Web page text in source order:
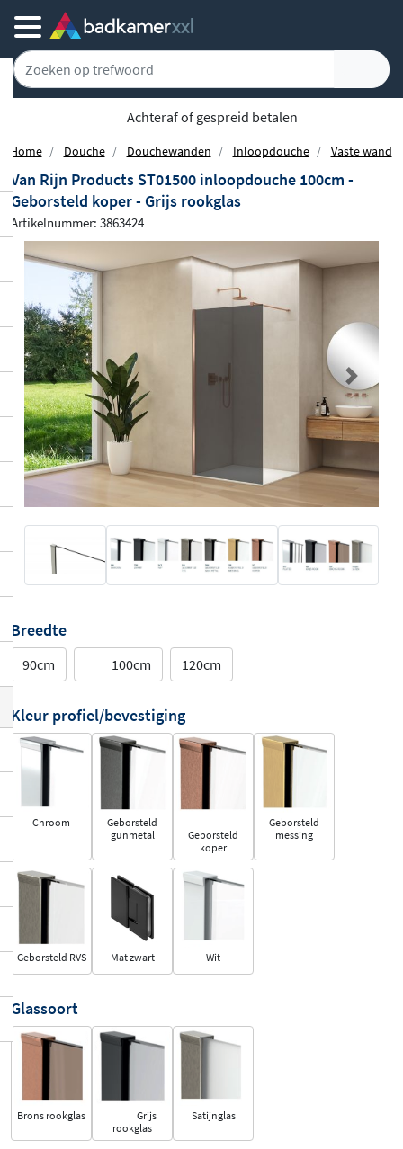
Achteraf of gespreid betalen
Home Douche Douchewanden Inloopdouche Vaste wand
Van Rijn Products ST01500 inloopdouche 100cm -
Geborsteld koper - Grijs rookglas
Artikelnummer: 3863424
Previous Next
Breedte
90cm 100cm 120cm
Kleur profiel/bevestiging
Chroom
Geborsteld
gunmetal
Geborsteld
koper
Geborsteld
messing
Geborsteld RVS Mat zwart Wit
Glassoort
Brons rookglas
Grijs
rookglas
Satijnglas